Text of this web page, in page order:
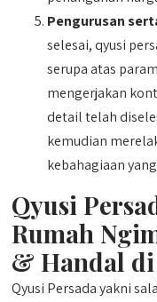
Pengurusan
selesai, qyusi
serupa atas
mengerjakan
detail telah
kemudian
kebahagiaan
Qyusi
Rumah
& Handal di
Qyusi Persada yakni